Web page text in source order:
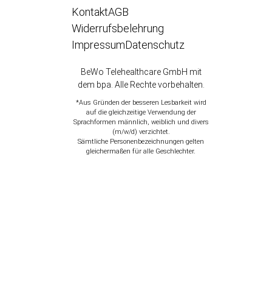
KontaktAGB
Widerrufsbelehrung
ImpressumDatenschutz
BeWo Telehealthcare GmbH mit
dem bpa. Alle Rechte vorbehalten.
*Aus Gründen der besseren Lesbarkeit wird
auf die gleichzeitige Verwendung der
Sprachformen männlich, weiblich und divers
(m/w/d) verzichtet.
Sämtliche Personenbezeichnungen gelten
gleichermaßen für alle Geschlechter.